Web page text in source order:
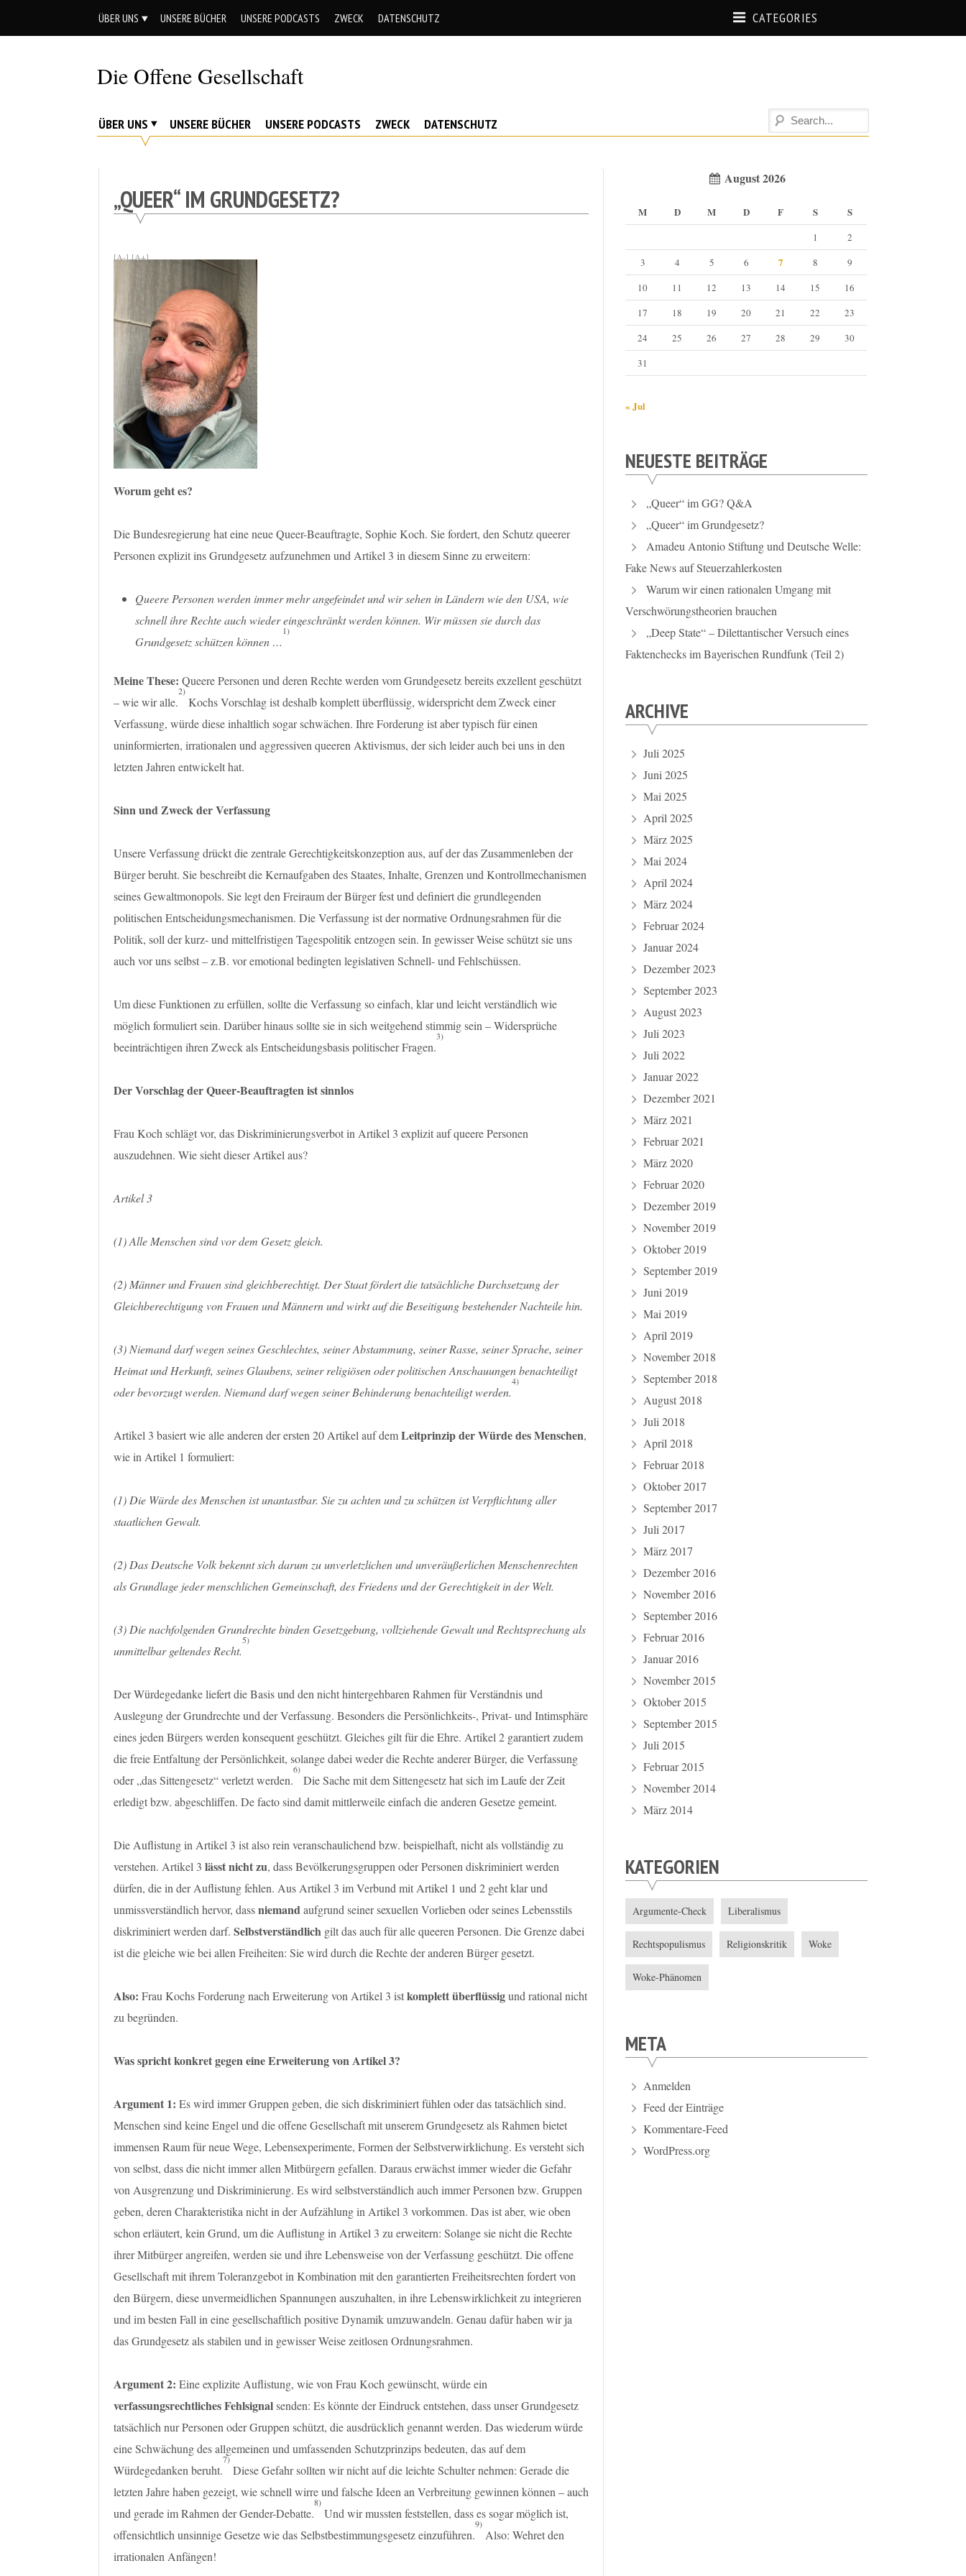
ÜBER UNS UNSERE BÜCHER UNSERE PODCASTS ZWECK DATENSCHUTZ CATEGORIES
Die Offene Gesellschaft
Ethik.
Argumente.
ÜBER UNS UNSERE BÜCHER UNSERE PODCASTS ZWECK DATENSCHUTZ
„QUEER“ IM GRUNDGESETZ?
[A-] [A+]
Worum geht es?
Die Bundesregierung hat eine neue Queer-Beauftragte, Sophie Koch. Sie fordert, den Schutz queerer
Personen explizit ins Grundgesetz aufzunehmen und Artikel 3 in diesem Sinne zu erweitern:
Queere Personen werden immer mehr angefeindet und wir sehen in Ländern wie den USA, wie
schnell ihre Rechte auch wieder eingeschränkt werden können. Wir müssen sie durch das
Grundgesetz schützen können …
1)
Meine These: Queere Personen und deren Rechte werden vom Grundgesetz bereits exzellent geschützt
– wie wir alle.
2)
Kochs Vorschlag ist deshalb komplett überflüssig, widerspricht dem Zweck einer
Verfassung, würde diese inhaltlich sogar schwächen. Ihre Forderung ist aber typisch für einen
uninformierten, irrationalen und aggressiven queeren Aktivismus, der sich leider auch bei uns in den
letzten Jahren entwickelt hat.
Sinn und Zweck der Verfassung
Unsere Verfassung drückt die zentrale Gerechtigkeitskonzeption aus, auf der das Zusammenleben der
Bürger beruht. Sie beschreibt die Kernaufgaben des Staates, Inhalte, Grenzen und Kontrollmechanismen
seines Gewaltmonopols. Sie legt den Freiraum der Bürger fest und definiert die grundlegenden
politischen Entscheidungsmechanismen. Die Verfassung ist der normative Ordnungsrahmen für die
Politik, soll der kurz- und mittelfristigen Tagespolitik entzogen sein. In gewisser Weise schützt sie uns
auch vor uns selbst – z.B. vor emotional bedingten legislativen Schnell- und Fehlschüssen.
Um diese Funktionen zu erfüllen, sollte die Verfassung so einfach, klar und leicht verständlich wie
möglich formuliert sein. Darüber hinaus sollte sie in sich weitgehend stimmig sein – Widersprüche
beeinträchtigen ihren Zweck als Entscheidungsbasis politischer Fragen.
3)
Der Vorschlag der Queer-Beauftragten ist sinnlos
Frau Koch schlägt vor, das Diskriminierungsverbot in Artikel 3 explizit auf queere Personen
auszudehnen. Wie sieht dieser Artikel aus?
Artikel 3
(1) Alle Menschen sind vor dem Gesetz gleich.
(2) Männer und Frauen sind gleichberechtigt. Der Staat fördert die tatsächliche Durchsetzung der
Gleichberechtigung von Frauen und Männern und wirkt auf die Beseitigung bestehender Nachteile hin.
(3) Niemand darf wegen seines Geschlechtes, seiner Abstammung, seiner Rasse, seiner Sprache, seiner
Heimat und Herkunft, seines Glaubens, seiner religiösen oder politischen Anschauungen benachteiligt
oder bevorzugt werden. Niemand darf wegen seiner Behinderung benachteiligt werden.
4)
Artikel 3 basiert wie alle anderen der ersten 20 Artikel auf demLeitprinzip der Würde des Menschen,
wie in Artikel 1 formuliert:
(1) Die Würde des Menschen ist unantastbar. Sie zu achten und zu schützen ist Verpflichtung aller
staatlichen Gewalt.
(2) Das Deutsche Volk bekennt sich darum zu unverletzlichen und unveräußerlichen Menschenrechten
als Grundlage jeder menschlichen Gemeinschaft, des Friedens und der Gerechtigkeit in der Welt.
(3) Die nachfolgenden Grundrechte binden Gesetzgebung, vollziehende Gewalt und Rechtsprechung als
unmittelbar geltendes Recht.
5)
Der Würdegedanke liefert die Basis und den nicht hintergehbaren Rahmen für Verständnis und
Auslegung der Grundrechte und der Verfassung. Besonders die Persönlichkeits-, Privat- und Intimsphäre
eines jeden Bürgers werden konsequent geschützt. Gleiches gilt für die Ehre. Artikel 2 garantiert zudem
die freie Entfaltung der Persönlichkeit, solange dabei weder die Rechte anderer Bürger, die Verfassung
oder „das Sittengesetz“ verletzt werden.
6)
Die Sache mit dem Sittengesetz hat sich im Laufe der Zeit
erledigt bzw. abgeschliffen. De facto sind damit mittlerweile einfach die anderen Gesetze gemeint.
Die Auflistung in Artikel 3 ist also rein veranschaulichend bzw. beispielhaft, nicht als vollständig zu
verstehen. Artikel 3 lässt nicht zu, dass Bevölkerungsgruppen oder Personen diskriminiert werden
dürfen, die in der Auflistung fehlen. Aus Artikel 3 im Verbund mit Artikel 1 und 2 geht klar und
unmissverständlich hervor, dassniemandaufgrund seiner sexuellen Vorlieben oder seines Lebensstils
diskriminiert werden darf. Selbstverständlich gilt das auch für alle queeren Personen. Die Grenze dabei
ist die gleiche wie bei allen Freiheiten: Sie wird durch die Rechte der anderen Bürger gesetzt.
Also: Frau Kochs Forderung nach Erweiterung von Artikel 3 istkomplett überflüssigund rational nicht
zu begründen.
Was spricht konkret gegen eine Erweiterung von Artikel 3?
Argument 1: Es wird immer Gruppen geben, die sich diskriminiert fühlen oder das tatsächlich sind.
Menschen sind keine Engel und die offene Gesellschaft mit unserem Grundgesetz als Rahmen bietet
immensen Raum für neue Wege, Lebensexperimente, Formen der Selbstverwirklichung. Es versteht sich
von selbst, dass die nicht immer allen Mitbürgern gefallen. Daraus erwächst immer wieder die Gefahr
von Ausgrenzung und Diskriminierung. Es wird selbstverständlich auch immer Personen bzw. Gruppen
geben, deren Charakteristika nicht in der Aufzählung in Artikel 3 vorkommen. Das ist aber, wie oben
schon erläutert, kein Grund, um die Auflistung in Artikel 3 zu erweitern: Solange sie nicht die Rechte
ihrer Mitbürger angreifen, werden sie und ihre Lebensweise von der Verfassung geschützt. Die offene
Gesellschaft mit ihrem Toleranzgebot in Kombination mit den garantierten Freiheitsrechten fordert von
den Bürgern, diese unvermeidlichen Spannungen auszuhalten, in ihre Lebenswirklichkeit zu integrieren
und im besten Fall in eine gesellschaftlich positive Dynamik umzuwandeln. Genau dafür haben wir ja
das Grundgesetz als stabilen und in gewisser Weise zeitlosen Ordnungsrahmen.
Argument 2: Eine explizite Auflistung, wie von Frau Koch gewünscht, würde ein
verfassungsrechtliches Fehlsignalsenden: Es könnte der Eindruck entstehen, dass unser Grundgesetz
tatsächlich nur Personen oder Gruppen schützt, die ausdrücklich genannt werden. Das wiederum würde
eine Schwächung des allgemeinen und umfassenden Schutzprinzips bedeuten, das auf dem
Würdegedanken beruht.
7)
Diese Gefahr sollten wir nicht auf die leichte Schulter nehmen: Gerade die
letzten Jahre haben gezeigt, wie schnell wirre und falsche Ideen an Verbreitung gewinnen können – auch
und gerade im Rahmen der Gender-Debatte.
8)
Und wir mussten feststellen, dass es sogar möglich ist,
offensichtlich unsinnige Gesetze wie das Selbstbestimmungsgesetz einzuführen.
9)
Also: Wehret den
irrationalen Anfängen!
August 2026
M D M D F S S
1
2
3
4 5 6 7 8
9
10
11 12 13 14 15
16
17
18 19 20 21 22
23
24
25 26 27 28 29
30
31
« Jul
NEUESTE BEITRÄGE
„Queer“ im GG? Q&A
„Queer“ im Grundgesetz?
Amadeu Antonio Stiftung und Deutsche Welle:
Fake News auf Steuerzahlerkosten
Warum wir einen rationalen Umgang mit
Verschwörungstheorien brauchen
„Deep State“ – Dilettantischer Versuch eines
Faktenchecks im Bayerischen Rundfunk (Teil 2)
ARCHIVE
Juli 2025
Juni 2025
Mai 2025
April 2025
März 2025
Mai 2024
April 2024
März 2024
Februar 2024
Januar 2024
Dezember 2023
September 2023
August 2023
Juli 2023
Juli 2022
Januar 2022
Dezember 2021
März 2021
Februar 2021
März 2020
Februar 2020
Dezember 2019
November 2019
Oktober 2019
September 2019
Juni 2019
Mai 2019
April 2019
November 2018
September 2018
August 2018
Juli 2018
April 2018
Februar 2018
Oktober 2017
September 2017
Juli 2017
März 2017
Dezember 2016
November 2016
September 2016
Februar 2016
Januar 2016
November 2015
Oktober 2015
September 2015
Juli 2015
Februar 2015
November 2014
März 2014
KATEGORIEN
Argumente-Check Liberalismus
Rechtspopulismus Religionskritik Woke
Woke-Phänomen
META
Anmelden
Feed der Einträge
Kommentare-Feed
WordPress.org